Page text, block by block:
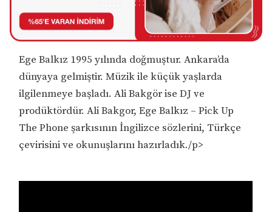
Ege Balkız 1995 yılında doğmuştur. Ankara’da
dünyaya gelmiştir. Müzik ile küçük yaşlarda
ilgilenmeye başladı. Ali Bakgör ise DJ ve
prodüktördür. Ali Bakgor, Ege Balkız – Pick Up
The Phone şarkısının İngilizce sözlerini, Türkçe
çevirisini ve okunuşlarını hazırladık./p>